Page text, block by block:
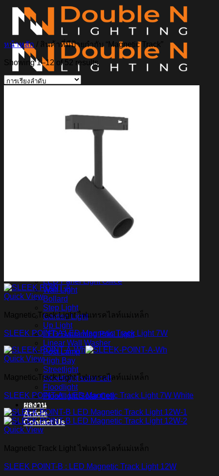
ข้าม
เนื้อหา
Downlight LED COB
DOWNLIGHT GU10 MR16 MR11
หลอดไฟ LED MEGAMAN
หลอดไฟ LED LAMPO
LED Panel Light Office
Wall Light
Bollard
Step Light
Garden Light
Up Light
LED Swimming Pool Light
Linear Wall Washer
Post Lamp
High Bay
Streetlight
Streetlight solar cell
Floodlight
Floodlight Solar Cell
ผลงาน
Article
Contact Us
หน้าหลัก / สินค้าที่มีป้ายกำกับ “Magnetic Track”
Showing 1–12 of 52 results
Quick View
Magnetic Track Light ไฟแทรคไลท์แม่เหล็ก
SLEEK POINT-A LED Magnetic Track Light 7W
Quick View
Magnetic Track Light ไฟแทรคไลท์แม่เหล็ก
SLEEK POINT-A : LED Magnetic Track Light 7W White
Quick View
Magnetic Track Light ไฟแทรคไลท์แม่เหล็ก
SLEEK POINT-B : LED Magnetic Track Light 12W